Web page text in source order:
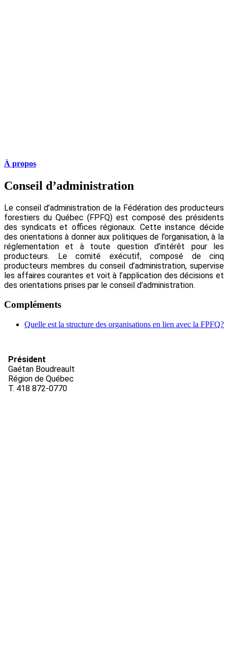
À propos
Conseil d’administration
Le conseil d’administration de la Fédération des producteurs
forestiers du Québec (FPFQ) est composé des présidents
des syndicats et offices régionaux. Cette instance décide
des orientations à donner aux politiques de l’organisation, à la
réglementation et à toute question d’intérêt pour les
producteurs. Le comité exécutif, composé de cinq
producteurs membres du conseil d’administration, supervise
les affaires courantes et voit à l’application des décisions et
des orientations prises par le conseil d’administration.
Compléments
Quelle est la structure des organisations en lien avec la FPFQ?
Président
Gaétan Boudreault
Région de Québec
T. 418 872-0770